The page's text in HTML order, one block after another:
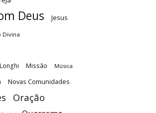
Deus Jesus
Divina
Missão Música
Novas Comunidades
Oração